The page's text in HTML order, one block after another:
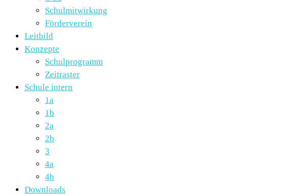
Schulmitwirkung
Förderverein
Leitbild
Konzepte
Schulprogramm
Zeitraster
Schule intern
1a
1b
2a
2b
3
4a
4b
Downloads